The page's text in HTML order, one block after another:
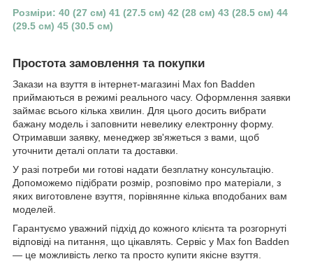
Розміри: 40 (27 см) 41 (27.5 см) 42 (28 см) 43 (28.5 см) 44
(29.5 см) 45 (30.5 см)
Простота замовлення та покупки
Закази на взуття в інтернет-магазині Max fon Badden
приймаються в режимі реального часу. Оформлення заявки
займає всього кілька хвилин. Для цього досить вибрати
бажану модель і заповнити невелику електронну форму.
Отримавши заявку, менеджер зв'яжеться з вами, щоб
уточнити деталі оплати та доставки.
У разі потреби ми готові надати безплатну консультацію.
Допоможемо підібрати розмір, розповімо про матеріали, з
яких виготовлене взуття, порівнянне кілька вподобаних вам
моделей.
Гарантуємо уважний підхід до кожного клієнта та розгорнуті
відповіді на питання, що цікавлять. Сервіс у Max fon Badden
— це можливість легко та просто купити якісне взуття.